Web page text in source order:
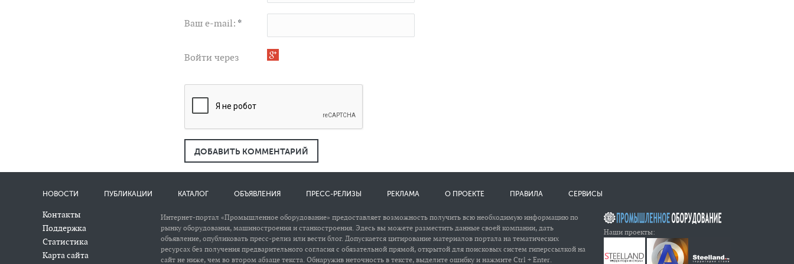
Ваш e-mail: *
Войти через
ДОБАВИТЬ КОММЕНТАРИЙ
НОВОСТИ ПУБЛИКАЦИИ КАТАЛОГ ОБЪЯВЛЕНИЯ ПРЕСС-РЕЛИЗЫ РЕКЛАМА О ПРОЕКТЕ ПРАВИЛА СЕРВИСЫ
Контакты
Поддержка
Статистика
Карта сайта
Наши проекты:
Интернет-портал «Промышленное оборудование» предоставляет возможность получить всю необходимую информацию по
рынку оборудования, машиностроения и станкостроения. Эдесь вы можете разместить данные своей компании, дать
объявление, опубликовать пресс-релиз или вести блог. Допускается цитирование материалов портала на тематических
ресурсах без получения предварительного согласия с обязательной прямой, открытой для поисковых систем гиперссылкой на
сайт не ниже, чем во втором абзаце текста. Обнаружив неточность в тексте, выделите ошибку и нажмите Ctrl + Enter.